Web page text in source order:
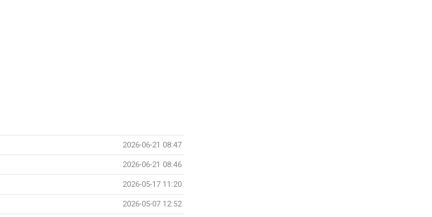
2026-06-21 08:47
2026-06-21 08:46
2026-05-17 11:20
2026-05-07 12:52